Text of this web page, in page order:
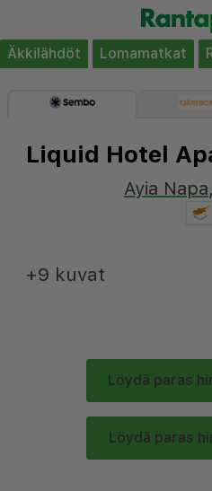
Äkkilähdöt Lomamatkat
Liquid Hotel
Ayia Napa,
Löydä paras
Löydä paras
+9 kuvat